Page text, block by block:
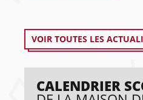
CALENDRIER
VOIR TOUTES LES